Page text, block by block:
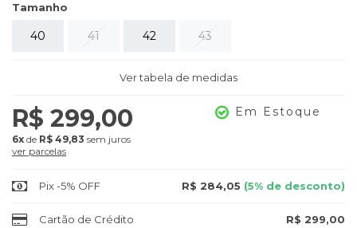
Tamanho
40 41 42 43
Ver tabela de medidas
R$ 299,00
6x de R$ 49,83 sem juros
ver parcelas
Em Estoque
Pix -5% OFF R$ 284,05 (5% de desconto)
Cartão de Crédito R$ 299,00